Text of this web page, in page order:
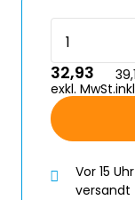
32,93
exkl. MwSt.
Vor 15
versandt